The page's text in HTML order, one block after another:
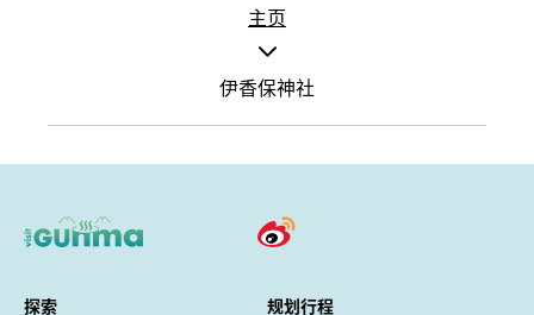
主页
伊香保神社
探索 规划行程